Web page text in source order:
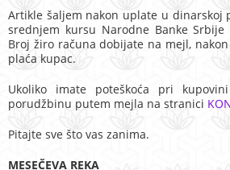
Artikle šaljem nakon uplate u dinarskoj
srednjem kursu Narodne Banke
Broj žiro računa dobijate na mejl,
plaća kupac.
Ukoliko imate poteškoća pri
porudžbinu putem mejla na stranici
Pitajte sve što vas zanima.
MESEČEVA REKA